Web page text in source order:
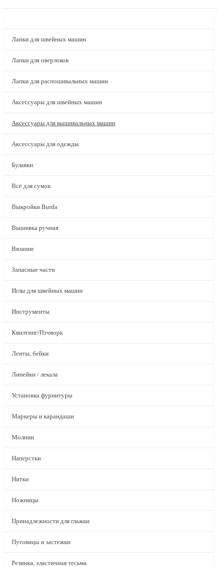
Лапки для швейных машин
Лапки для оверлоков
Лапки для распошивальных машин
Аксессуары для швейных машин
Аксессуары для вышивальных машин
Аксессуары для одежды
Булавки
Всё для сумок
Выкройки Burda
Вышивка ручная
Вязание
Запасные части
Иглы для швейных машин
Инструменты
Квилтинг/Пэчворк
Ленты, бейки
Линейки / лекала
Установка фурнитуры
Маркеры и карандаши
Молнии
Наперстки
Нитки
Ножницы
Принадлежности для глажки
Пуговицы и застежки
Резинка, эластичная тесьма